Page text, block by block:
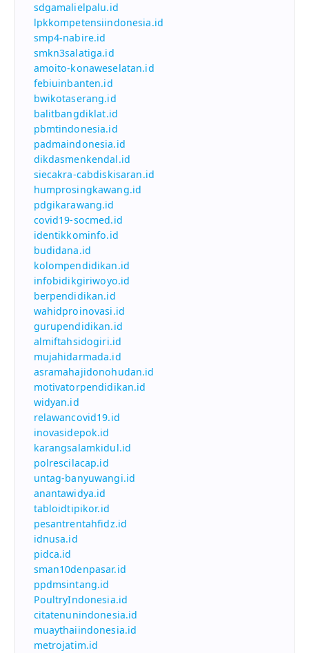
sdgamalielpalu.id
lpkkompetensiindonesia.id
smp4-nabire.id
smkn3salatiga.id
amoito-konaweselatan.id
febiuinbanten.id
bwikotaserang.id
balitbangdiklat.id
pbmtindonesia.id
padmaindonesia.id
dikdasmenkendal.id
siecakra-cabdiskisaran.id
humprosingkawang.id
pdgikarawang.id
covid19-socmed.id
identikkominfo.id
budidana.id
kolompendidikan.id
infobidikgiriwoyo.id
berpendidikan.id
wahidproinovasi.id
gurupendidikan.id
almiftahsidogiri.id
mujahidarmada.id
asramahajidonohudan.id
motivatorpendidikan.id
widyan.id
relawancovid19.id
inovasidepok.id
karangsalamkidul.id
polrescilacap.id
untag-banyuwangi.id
anantawidya.id
tabloidtipikor.id
pesantrentahfidz.id
idnusa.id
pidca.id
sman10denpasar.id
ppdmsintang.id
PoultryIndonesia.id
citatenunindonesia.id
muaythaiindonesia.id
metrojatim.id